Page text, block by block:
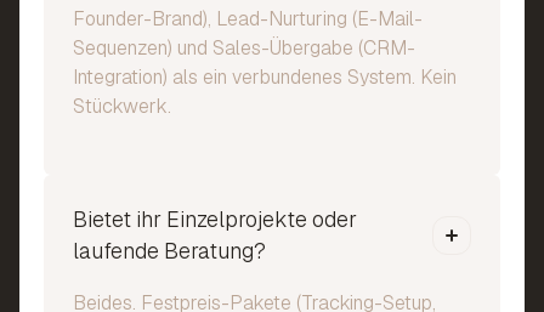
Founder-Brand), Lead-Nurturing (E-Mail-
Sequenzen) und Sales-Übergabe (CRM-
Integration) als ein verbundenes System. Kein
Stückwerk.
Bietet ihr Einzelprojekte oder
laufende Beratung?
Beides. Festpreis-Pakete (Tracking-Setup,